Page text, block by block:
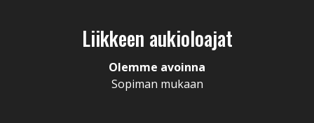
Liikkeen aukioloajat
Olemme avoinna
Sopiman mukaan